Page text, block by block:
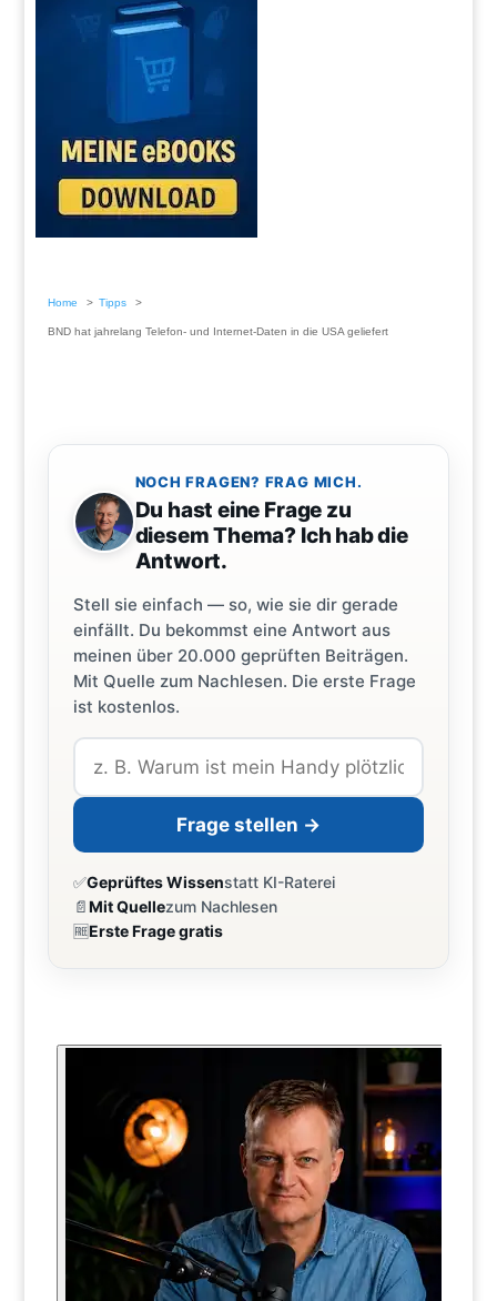
Home Tipps
BND hat jahrelang Telefon- und Internet-Daten in die USA geliefert
NOCH FRAGEN? FRAG MICH.
Du hast eine Frage zu
diesem Thema? Ich hab die
Antwort.
Stell sie einfach — so, wie sie dir gerade
einfällt. Du bekommst eine Antwort aus
meinen über 20.000 geprüften Beiträgen.
Mit Quelle zum Nachlesen. Die erste Frage
ist kostenlos.
Frage stellen →
✅Geprüftes Wissenstatt KI-Raterei
📄Mit Quellezum Nachlesen
🆓Erste Frage gratis